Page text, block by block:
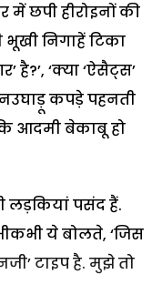
छपी हीरोइनों की
निगाहें टिका
है?’, ‘क्या ‘ऐसैट्स’
कपड़े पहनती
आदमी बेकाबू हो
लड़कियां पसंद हैं.
ये बोलते, ‘जिस
टाइप है. मुझे तो